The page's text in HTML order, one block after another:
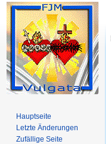
Hauptseite
Letzte Änderungen
Zufällige Seite